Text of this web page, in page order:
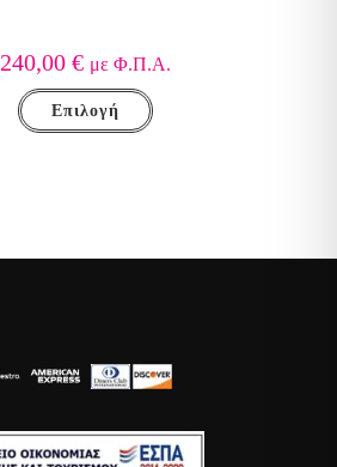
240,00 € με Φ.Π.Α.
Επιλογή